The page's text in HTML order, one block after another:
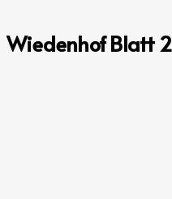
Wiedenhof Blatt 2